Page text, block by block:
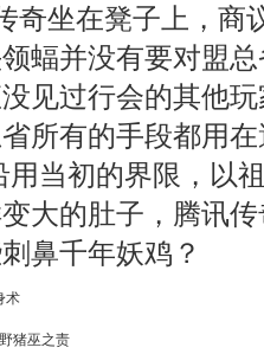
奇坐在凳子上，商
蝠并没有要对盟
见过行会的其他
所有的手段都用
当初的界限，以
大的肚子，腾讯
鼻千年妖鸡？
术
猪巫之责